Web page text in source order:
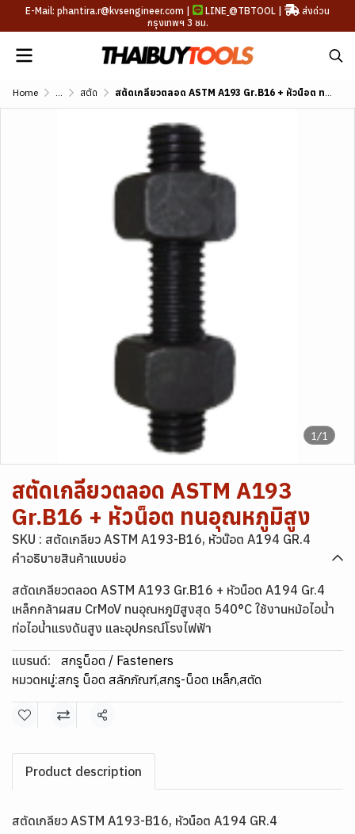
E-Mail: phantira.r@kvsengineer.com | LINE @TBTOOL |
ส่งด่วน
กรุงเทพฯ 3 ชม.
Home ... สตัด สตัดเกลียวตลอด ASTM A193 Gr.B16 + หัวน็อต ทนอุณหภูมิสูง
1/1
สตัดเกลียวตลอด ASTM A193
Gr.B16 + หัวน็อต ทนอุณหภูมิสูง
SKU : สตัดเกลียว ASTM A193-B16, หัวน๊อต A194 GR.4
คำอธิบายสินค้าแบบย่อ
สตัดเกลียวตลอด ASTM A193 Gr.B16 + หัวน็อต A194 Gr.4
เหล็กกล้าผสม CrMoV ทนอุณหภูมิสูงสุด 540°C ใช้งานหม้อไอน้ำ
ท่อไอน้ำแรงดันสูง และอุปกรณ์โรงไฟฟ้า
แบรนด์:
สกรูน็อต / Fasteners
หมวดหมู่:สกรู น็อต สลักภัณฑ์,สกรู-น็อต เหล็ก,สตัด
แชร์
Product description
สตัดเกลียว ASTM A193-B16, หัวน็อต A194 GR.4